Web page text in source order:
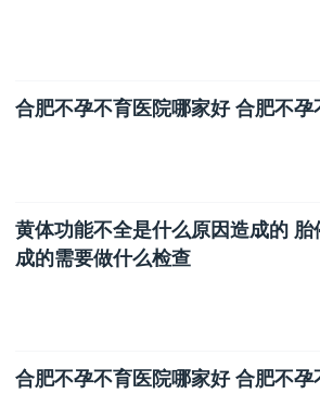
合肥不孕不育医院哪家好 合肥不
黄体功能不全是什么原因造成的
成的需要做什么检查
合肥不孕不育医院哪家好 合肥不